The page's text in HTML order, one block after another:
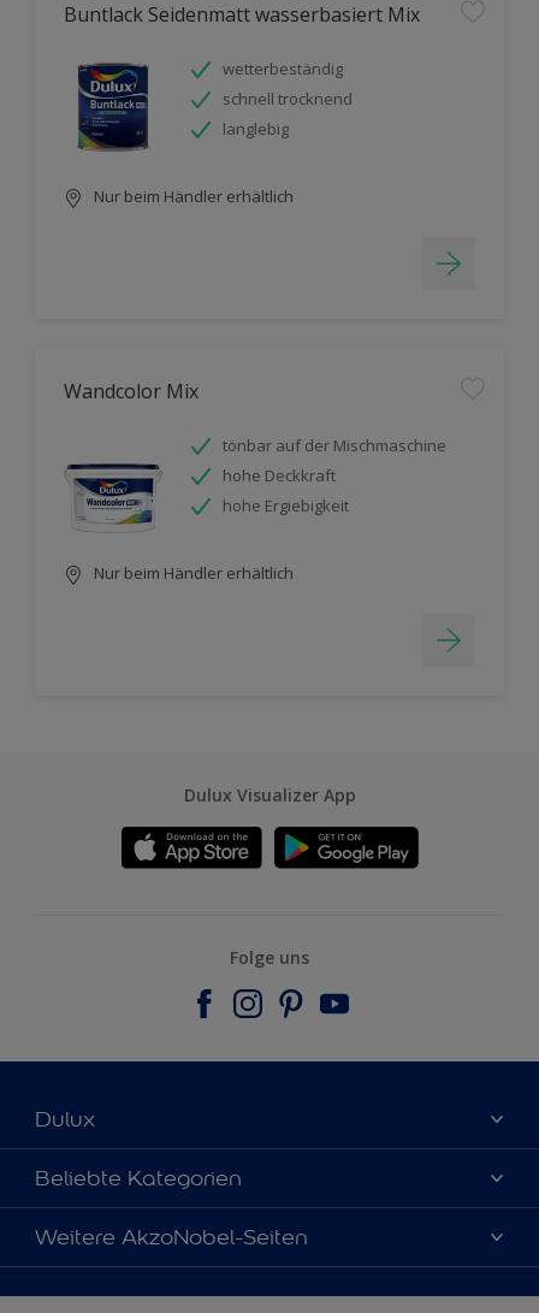
Buntlack Seidenmatt wasserbasiert Mix
wetterbeständig
schnell trocknend
langlebig
Nur beim Händler erhältlich
Wandcolor Mix
tönbar auf der Mischmaschine
hohe Deckkraft
hohe Ergiebigkeit
Nur beim Händler erhältlich
Dulux Visualizer App
Folge uns
Dulux
Über uns
Farbgenauigkeit
Kontaktieren Sie uns
Beliebte Kategorien
Dulux Farben
Farbe des Jahres
Produkte
Weitere AkzoNobel-Seiten